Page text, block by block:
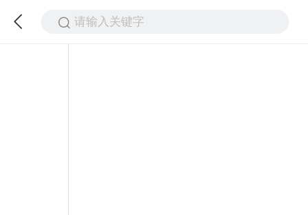
请输入关键字